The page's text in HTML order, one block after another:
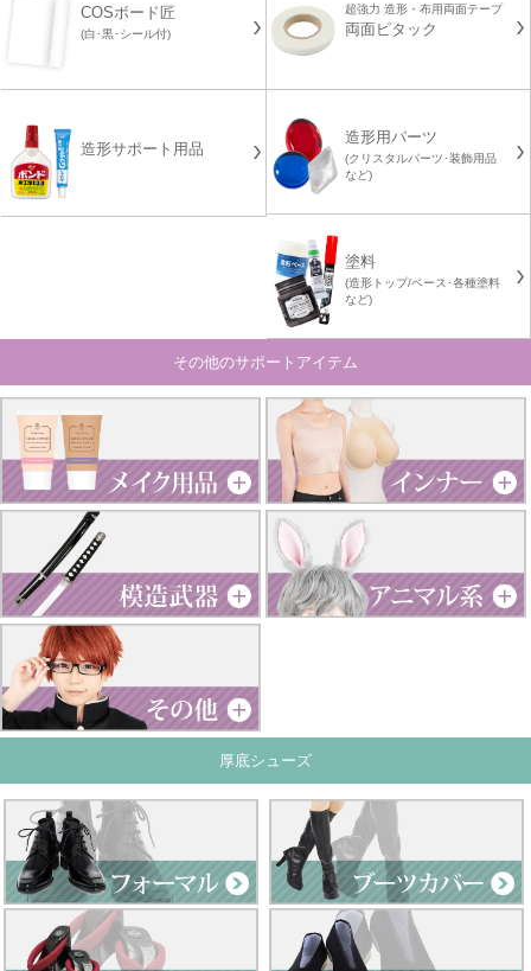
COSボード匠
(白･黒･シール付)
超強力 造形・布用両面テープ
両面ピタック
造形サポート用品
造形用パーツ
(クリスタルパーツ･装飾用品
など)
塗料
(造形トップ/ベース･各種塗料
など)
その他のサポートアイテム
厚底シューズ